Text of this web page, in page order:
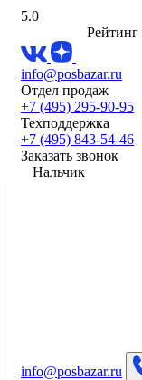
5.0
Рейтинг
info@posbazar.ru
Отдел продаж
+7 (495) 295-90-95
Техподдержка
+7 (495) 843-54-46
Заказать звонок
Нальчик
info@posbazar.ru